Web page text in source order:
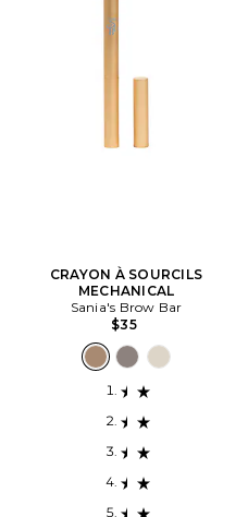
CRAYON À SOURCILS
MECHANICAL
Sania's Brow Bar
$35